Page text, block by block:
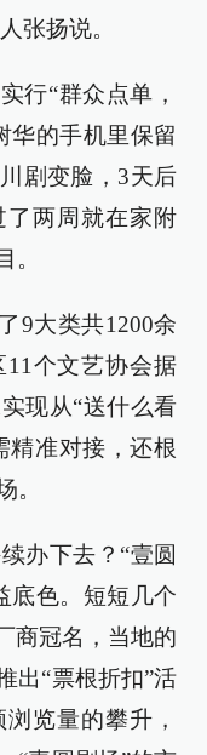
张扬说。
行“群众点单，
华的手机里保留
剧变脸，3天后
了两周就在家附
。
9大类共1200余
个文艺协会据
现从“送什么看
精准对接，还根
。
办下去？“壹圆
底色。短短几个
商冠名，当地的
出“票根折扣”活
览量的攀升，